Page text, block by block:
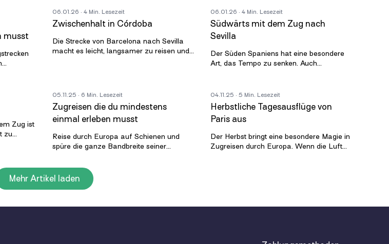
musst
06.01.26 · 4 Min. Lesezeit
Zwischenhalt in Córdoba
Die Strecke von Barcelona nach Sevilla
macht es leicht, langsamer zu reisen und
06.01.26 · 4 Min. Lesezeit
Südwärts mit dem Zug nach
Sevilla
Der Süden Spaniens hat eine besondere
Art, das Tempo zu senken. Auch
ziehe
Zug ist
zu
05.11.25 · 6 Min. Lesezeit
Zugreisen die du mindestens
einmal erleben musst
Reise durch Europa auf Schienen und
spüre die ganze Bandbreite seiner
Konti
04.11.25 · 5 Min. Lesezeit
Herbstliche Tagesausflüge von
Paris aus
Der Herbst bringt eine besondere Magie in
Zugreisen durch Europa. Wenn die Luft
Mehr Artikel laden